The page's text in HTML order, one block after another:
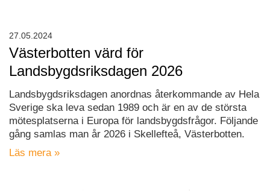
Västerbotten värd för
Landsbygdsriksdagen 2026
Landsbygdsriksdagen anordnas återkommande av Hela
Sverige ska leva sedan 1989 och är en av de största
mötesplatserna i Europa för landsbygdsfrågor. Följande
gång samlas man år 2026 i Skellefteå, Västerbotten.
Läs mera »
27.05.2024